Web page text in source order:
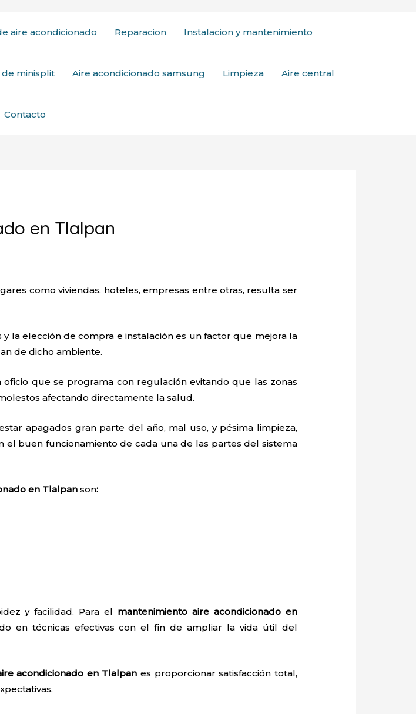
aire acondicionado Reparacion Instalacion y mantenimiento
de minisplit Aire acondicionado samsung Limpieza Aire central
Contacto
en Tlalpan
como viviendas, hoteles, empresas entre otras, resulta ser
la elección de compra e instalación es un factor que mejora la
de dicho ambiente.
oficio que se programa con regulación evitando que las zonas
afectando directamente la salud.
apagados gran parte del año, mal uso, y pésima limpieza,
buen funcionamiento de cada una de las partes del sistema
en Tlalpanson:
y facilidad. Para el mantenimiento aire acondicionado en
en técnicas efectivas con el fin de ampliar la vida útil del
acondicionado en Tlalpan es proporcionar satisfacción total,